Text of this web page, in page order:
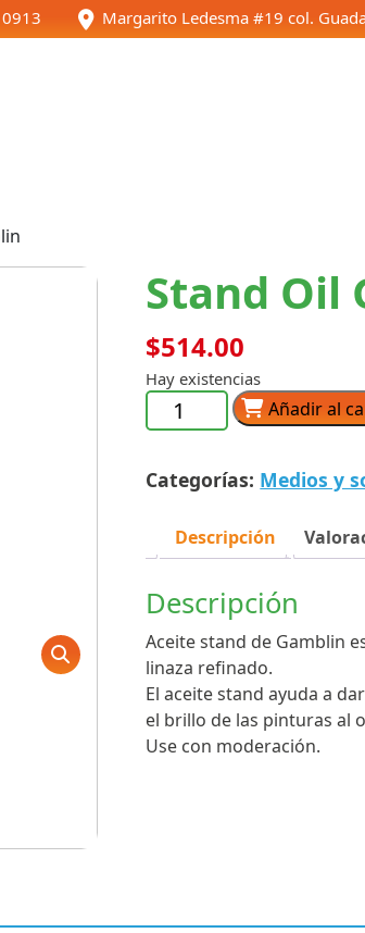
Margarito Ledesma #19 col.
Stand Oil
$514.00
Hay existencias
Stand
Oil
cantidad
Añadir al
Categorías: Medios y
Descripción
Descripción
Aceite stand de Gamblin
linaza refinado.
El aceite stand ayuda a
el brillo de las pinturas al
Use con moderación.